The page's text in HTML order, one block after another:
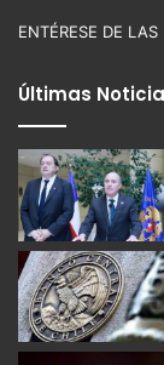
ENTÉRESE DE
Últimas